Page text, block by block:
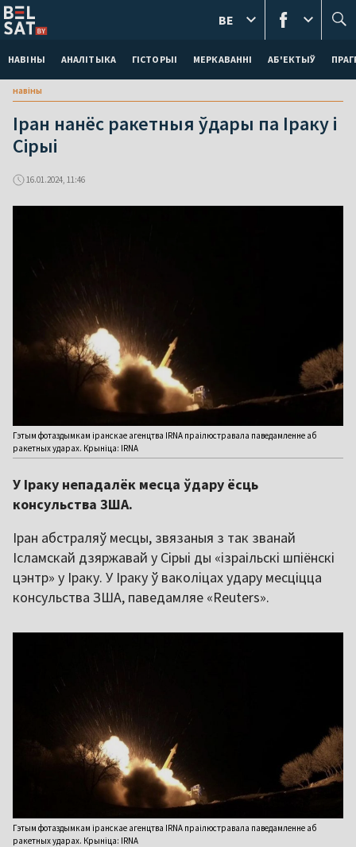
НАВІНЫ АНАЛІТЫКА ГІСТОРЫІ МЕРКАВАННI АБ'ЕКТЫЎ
BE
навіны
Іран нанёс ракетныя ўдары па Іраку і
Сірыі
16.01.2024, 11:46
Гэтым фотаздымкам іранскае агенцтва IRNA праілюстравала паведамленне аб
ракетных ударах. Крыніца: IRNA
У Іраку непадалёк месца ўдару ёсць
консульства ЗША.
Іран абстраляў месцы, звязаныя з так званай
Ісламскай дзяржавай у Сірыі ды «ізраільскі шпіёнскі
цэнтр» у Іраку. У Іраку ў ваколіцах удару месціцца
консульства ЗША, паведамляе «Reuters».
Гэтым фотаздымкам іранскае агенцтва IRNA праілюстравала паведамленне аб
ракетных ударах. Крыніца: IRNA